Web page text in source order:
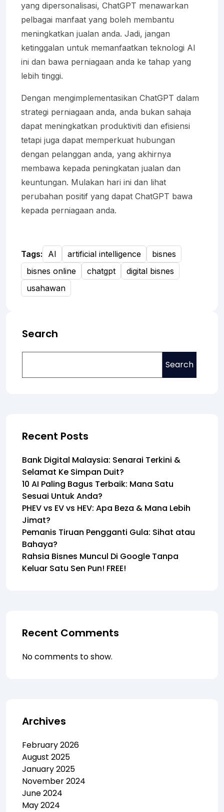
yang dipersonalisasi, ChatGPT menawarkan
pelbagai manfaat yang boleh membantu
meningkatkan jualan anda. Jadi, jangan
ketinggalan untuk memanfaatkan teknologi AI
ini dan bawa perniagaan anda ke tahap yang
lebih tinggi.
Dengan mengimplementasikan ChatGPT dalam
strategi perniagaan anda, anda bukan sahaja
dapat meningkatkan produktiviti dan efisiensi
tetapi juga dapat memperkuat hubungan
dengan pelanggan anda, yang akhirnya
membawa kepada peningkatan jualan dan
keuntungan. Mulakan hari ini dan lihat
perubahan positif yang dapat ChatGPT bawa
kepada perniagaan anda.
Tags: AI artificial intelligence
bisnes
bisnes online
chatgpt
digital bisnes
usahawan
Search
Search
Recent Posts
Bank Digital Malaysia: Senarai Terkini &
Selamat Ke Simpan Duit?
10 AI Paling Bagus Terbaik: Mana Satu
Sesuai Untuk Anda?
PHEV vs EV vs HEV: Apa Beza & Mana Lebih
Jimat?
Pemanis Tiruan Pengganti Gula: Sihat atau
Bahaya?
Rahsia Bisnes Muncul Di Google Tanpa
Keluar Satu Sen Pun! FREE!
Recent Comments
No comments to show.
Archives
February 2026
August 2025
January 2025
November 2024
June 2024
May 2024